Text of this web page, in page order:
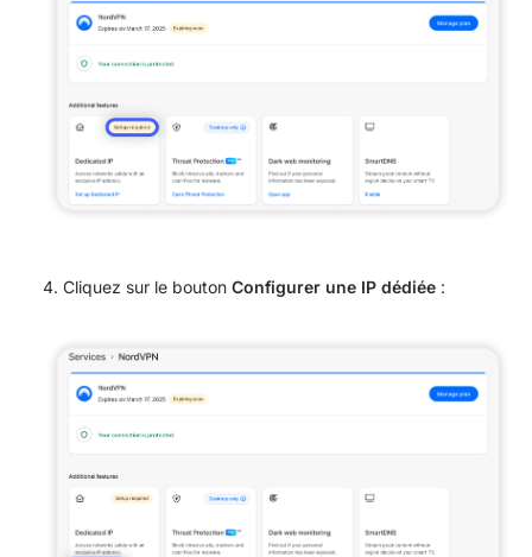
Cliquez sur le bouton Configurer une IP dédiée :